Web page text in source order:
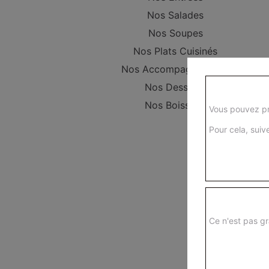
Nos Salades
Nos Soupes
Nos Plats Cuisinés
Nos Accompagnements
Nos Desserts
Nos Boissons
Vous pouvez
Pour cela,
Ce n'est pas